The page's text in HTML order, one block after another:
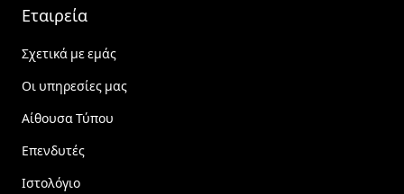
Εταιρεία
Σχετικά με εμάς
Οι υπηρεσίες μας
Αίθουσα Τύπου
Επενδυτές
Ιστολόγιο